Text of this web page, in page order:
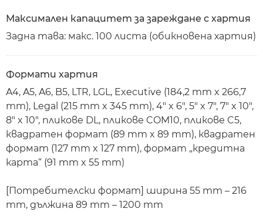
Максимален капацитет за зареждане с хартия
Задна тава: макс. 100 листа (обикновена хартия)
Формати хартия
A4, A5, A6, B5, LTR, LGL, Executive (184,2 mm x 266,7
mm), Legal (215 mm x 345 mm), 4" x 6", 5" x 7", 7" x 10",
8" x 10", пликове DL, пликове COM10, пликове C5,
квадратен формат (89 mm x 89 mm), квадратен
формат (127 mm x 127 mm), формат „кредитна
карта“ (91 mm x 55 mm)
[Потребителски формат] ширина 55 mm – 216
mm, дължина 89 mm – 1200 mm